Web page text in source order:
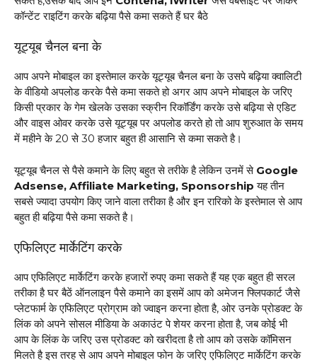
कॉन्टेंट राइटिंग करके बढ़िया पैसे कमा सकते हैं घर बैठे
यूट्यूब चैनल बना के
आप अपने मोबाइल का इस्तेमाल करके यूट्यूब चैनल बना के उसपे बढ़िया क्वालिटी
के वीडियो अपलोड करके पैसे कमा सकते हो अगर आप अपने मोबाइल के जरिए
किसी प्रकार के गेम खेलके उसका स्क्रीन रिकॉर्डिंग करके उसे बढ़िया से एडिट
और वाइस ओवर करके उसे यूट्यूब पर अपलोड करते हो तो आप शुरुआत के समय
में महीने के 20₹ से 30₹ हजार बहुत ही आसानि से कमा सकते है।
यूट्यूब चैनल से पैसे कमाने के लिए बहुत से तरीके है लेकिन उनमें से Google
Adsense, Affiliate Marketing, Sponsorship यह तीन
सबसे ज्यादा उपयोग किए जाने वाला तरीका है और इन रारिको के इस्तेमाल से आप
बहुत ही बढ़िया पैसे कमा सकते है।
एफिलिएट मार्केटिंग करके
आप एफिलिएट मार्केटिंग करके हजारों रुपए कमा सकते हैं यह एक बहुत ही सरल
तरीका है घर बैठें ऑनलाइन पैसे कमाने का इसमें आप को अमेजन फ्लिपकार्ट जैसे
प्लेटफार्म के एफिलिएट प्रोग्राम को ज्वाइन करना होता है, ओर उनके प्रोडक्ट के
लिंक को अपने सोसल मीडिया के अकाउंट पे शेयर करना होता है, जब कोई भी
आप के लिंक के जरिए उस प्रोडक्ट को खरीदता है तो आप को उसके कॉमिसन
मिलते है इस तरह से आप अपने मोबाइल फोन के जरिए एफिलिएट मार्केटिंग करके